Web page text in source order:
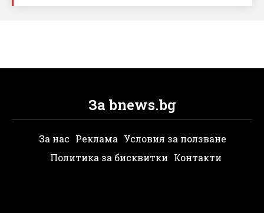
За bnews.bg
За нас Реклама Условия за ползване
Политика за бисквитки Контакти